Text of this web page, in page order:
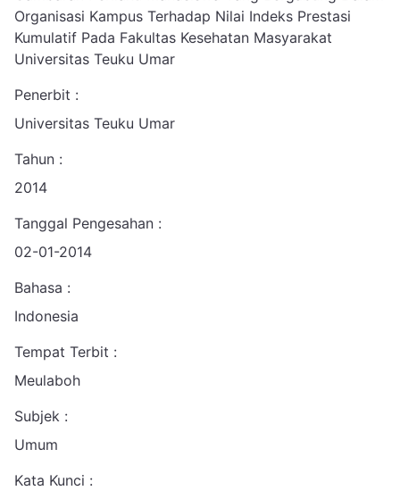
Organisasi Kampus Terhadap Nilai Indeks Prestasi
Kumulatif Pada Fakultas Kesehatan Masyarakat
Universitas Teuku Umar
Penerbit :
Universitas Teuku Umar
Tahun :
2014
Tanggal Pengesahan :
02-01-2014
Bahasa :
Indonesia
Tempat Terbit :
Meulaboh
Subjek :
Umum
Kata Kunci :